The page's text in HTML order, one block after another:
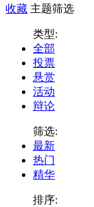
收藏 主题筛选
类型:
全部
投票
悬赏
活动
辩论
筛选:
最新
热门
精华
排序: